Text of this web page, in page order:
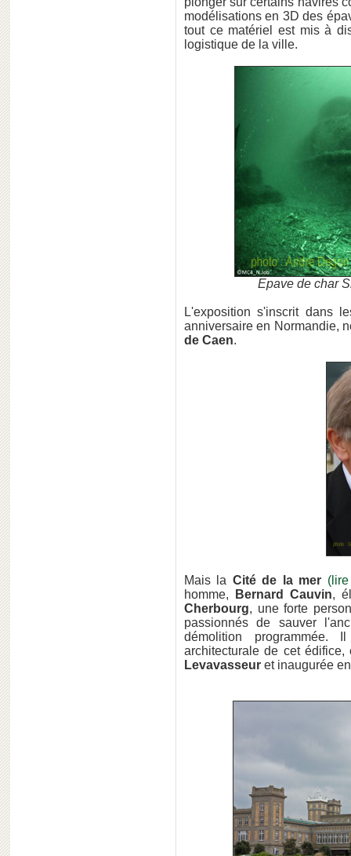
modélisations en 3D des
tout ce matériel est mis à
logistique de la ville.
Epave de char
L'exposition s'inscrit dans
anniversaire en Normandie,
de Caen.
Mais la Cité de la mer
homme,
Bernard Cauvin,
Cherbourg, une forte
passionnés de sauver
démolition
architecturale de cet
Levavasseur et inaugurée